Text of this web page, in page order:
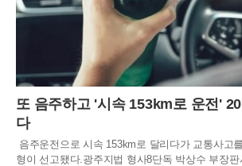
또 음주하고 '시속 153km로 운전'
다
음주운전으로 시속 153km로 달리다가 교통사고
형이 선고됐다.광주지법 형사8단독 박상수 부장